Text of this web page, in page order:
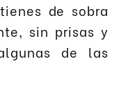
de sobra
sin prisas y
de las